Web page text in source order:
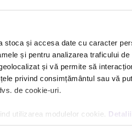
stoca și accesa date cu caracter
și pentru analizarea traficului
și vă permite să
privind consimțământul sau vă
de cookie-uri.
utilizarea modulelor cookie. Detalii